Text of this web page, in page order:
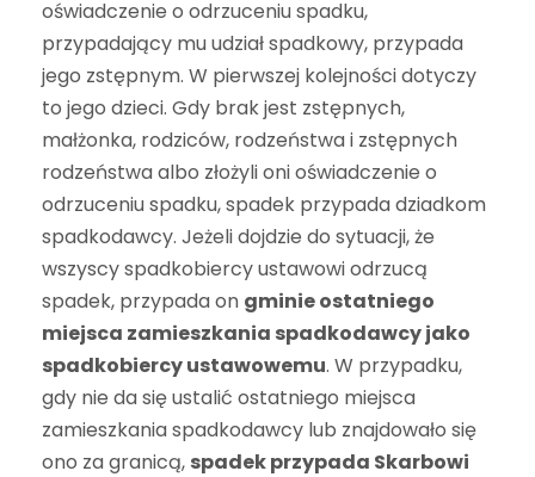
oświadczenie o odrzuceniu spadku,
przypadający mu udział spadkowy, przypada
jego zstępnym. W pierwszej kolejności dotyczy
to jego dzieci. Gdy brak jest zstępnych,
małżonka, rodziców, rodzeństwa i zstępnych
rodzeństwa albo złożyli oni oświadczenie o
odrzuceniu spadku, spadek przypada dziadkom
spadkodawcy. Jeżeli dojdzie do sytuacji, że
wszyscy spadkobiercy ustawowi odrzucą
spadek, przypada on gminie ostatniego
miejsca zamieszkania spadkodawcy jako
spadkobiercy ustawowemu. W przypadku,
gdy nie da się ustalić ostatniego miejsca
zamieszkania spadkodawcy lub znajdowało się
ono za granicą, spadek przypada Skarbowi